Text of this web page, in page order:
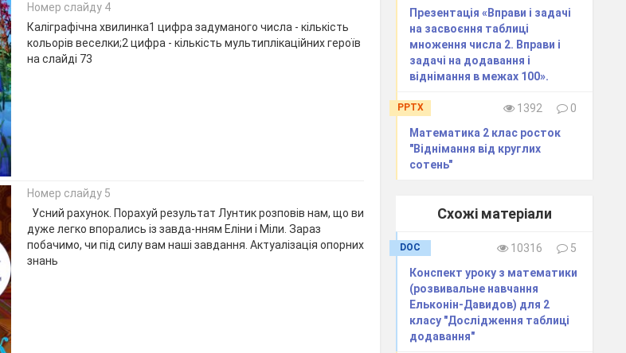
Номер слайду 4
Каліграфічна хвилинка1 цифра задуманого числа - кількість
кольорів веселки;2 цифра - кількість мультиплікаційних героїв
на слайді 73
Номер слайду 5
Усний рахунок. Порахуй результат Лунтик розповів нам, що ви
дуже легко впорались із завда-нням Еліни і Міли. Зараз
побачимо, чи під силу вам наші завдання. Актуалізація опорних
знань
Презентація «Вправи і задачі
на засвоєння таблиці
множення числа 2. Вправи і
задачі на додавання і
віднімання в межах 100».
PPTX 1392
0
Математика 2 клас росток
"Віднімання від круглих
сотень"
Схожі матеріали
DOC 10316
5
Конспект уроку з математики
(розвивальне навчання
Ельконін-Давидов) для 2
класу "Дослідження таблиці
додавання"